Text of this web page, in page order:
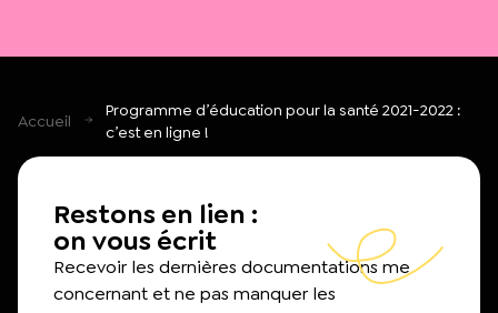
Accueil
Programme d’éducation pour la santé 2021-2022 :
c’est en ligne !
Restons en lien :
on vous écrit
Recevoir les dernières documentations me
concernant et ne pas manquer les